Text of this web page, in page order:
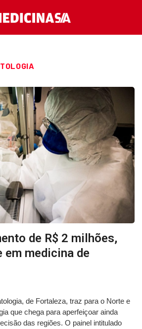
de R$ 2 milhões,
medicina de
de Fortaleza, traz para o Norte e
que chega para aperfeiçoar ainda
das regiões. O painel intitulado